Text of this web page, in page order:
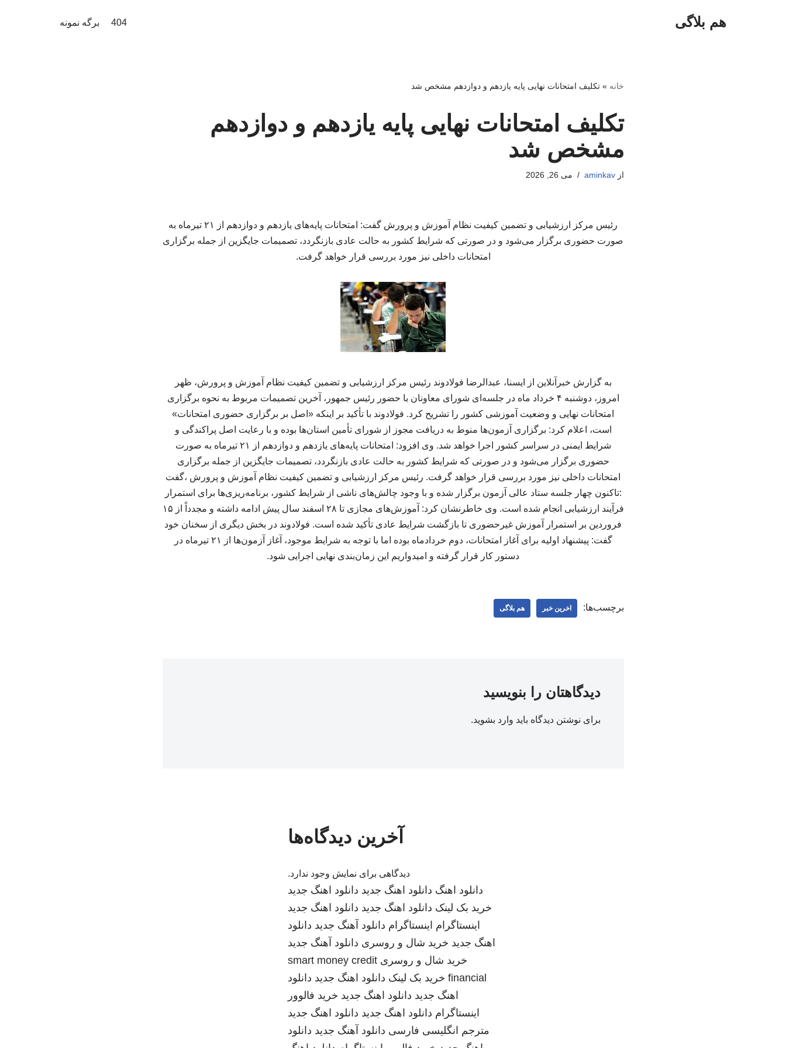
هم بلاگی 404 برگه نمونه
خانه »تکلیف امتحانات نهایی پایه یازدهم و دوازدهم مشخص شد
تکلیف امتحانات نهایی پایه یازدهم و دوازدهم
مشخص شد
ازaminkav می 26, 2026
رئیس مرکز ارزشیابی و تضمین کیفیت نظام آموزش و پرورش گفت: امتحانات پایه‌های یازدهم و دوازدهم از ۲۱ تیرماه به
صورت حضوری برگزار می‌شود و در صورتی که شرایط کشور به حالت عادی بازنگردد، تصمیمات جایگزین از جمله برگزاری
امتحانات داخلی نیز مورد بررسی قرار خواهد گرفت.
به گزارش خبرآنلاین از ایسنا، عبدالرضا فولادوند رئیس مرکز ارزشیابی و تضمین کیفیت نظام آموزش و پرورش، ظهر
امروز، دوشنبه ۴ خرداد ماه در جلسه‌ای شورای معاونان با حضور رئیس جمهور، آخرین تصمیمات مربوط به نحوه برگزاری
امتحانات نهایی و وضعیت آموزشی کشور را تشریح کرد. فولادوند با تأکید بر اینکه «اصل بر برگزاری حضوری امتحانات»
است، اعلام کرد: برگزاری آزمون‌ها منوط به دریافت مجوز از شورای تأمین استان‌ها بوده و با رعایت اصل پراکندگی و
شرایط ایمنی در سراسر کشور اجرا خواهد شد. وی افزود: امتحانات پایه‌های یازدهم و دوازدهم از ۲۱ تیرماه به صورت
حضوری برگزار می‌شود و در صورتی که شرایط کشور به حالت عادی بازنگردد، تصمیمات جایگزین از جمله برگزاری
امتحانات داخلی نیز مورد بررسی قرار خواهد گرفت. رئیس مرکز ارزشیابی و تضمین کیفیت نظام آموزش و پرورش ،گفت
:تاکنون چهار جلسه ستاد عالی آزمون برگزار شده و با وجود چالش‌های ناشی از شرایط کشور، برنامه‌ریزی‌ها برای استمرار
فرآیند ارزشیابی انجام شده است. وی خاطرنشان کرد: آموزش‌های مجازی تا ۲۸ اسفند سال پیش ادامه داشته و مجدداً از ۱۵
فروردین بر استمرار آموزش غیرحضوری تا بازگشت شرایط عادی تأکید شده است. فولادوند در بخش دیگری از سخنان خود
گفت: پیشنهاد اولیه برای آغاز امتحانات، دوم خردادماه بوده اما با توجه به شرایط موجود، آغاز آزمون‌ها از ۲۱ تیرماه در
دستور کار قرار گرفته و امیدواریم این زمان‌بندی نهایی اجرایی شود.
برچسب‌ها: اخرین خبر هم بلاگی
دیدگاهتان را بنویسید
برای نوشتن دیدگاه باید وارد بشوید.
آخرین دیدگاه‌ها
دیدگاهی برای نمایش وجود ندارد.
دانلود اهنگ دانلود اهنگ جدید دانلود اهنگ جدید
خرید بک لینک دانلود اهنگ جدید دانلود اهنگ جدید
اینستاگرام اینستاگرام دانلود آهنگ جدید دانلود
اهنگ جدید خرید شال و روسری دانلود آهنگ جدید
خرید شال و روسری smart money credit
financial خرید بک لینک دانلود اهنگ جدید دانلود
اهنگ جدید دانلود اهنگ جدید خرید فالوور
اینستاگرام دانلود اهنگ جدید دانلود اهنگ جدید
مترجم انگلیسی فارسی دانلود آهنگ جدید دانلود